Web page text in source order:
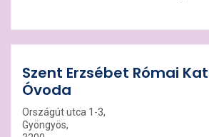
Szent Erzsébet Római
Óvoda
Országút utca 1-3,
Gyöngyös,